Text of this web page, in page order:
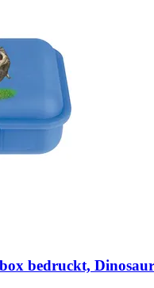
bedruckt,